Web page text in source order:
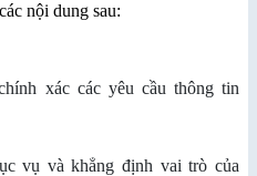
nội dung sau:
xác các yêu cầu thông tin
vụ và khẳng định vai trò của